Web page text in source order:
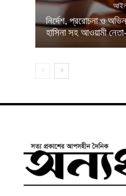
নির্দেশ, প্ররোচনা ও
হাসিনা সহ আওয়ামী